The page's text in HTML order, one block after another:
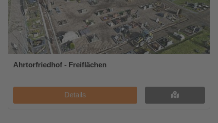
Ahrtorfriedhof - Freiflächen
Details